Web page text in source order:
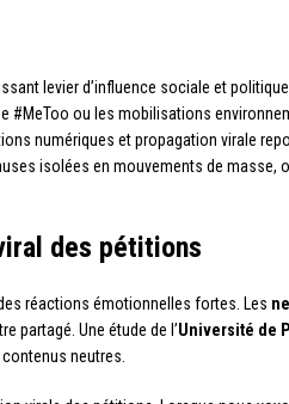
levier d’influence sociale et
#MeToo ou les mobilisations
numériques et propagation virale
isolées en mouvements de
des pétitions
réactions émotionnelles fortes. Les
partagé. Une étude de l’Université de
neutres.